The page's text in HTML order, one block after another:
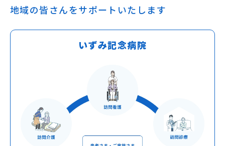
地域の皆さんをサポートいたします
いずみ記念病院